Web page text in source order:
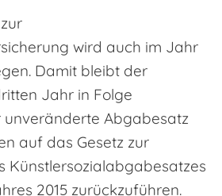
wird auch im Jahr
Damit bleibt der
Jahr in Folge
unveränderte Abgabesatz
auf das Gesetz zur
Künstlersozialabgabesatzes
2015 zurückzuführen.